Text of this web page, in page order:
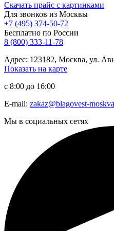
Скачать прайс с картинками
Для звонков из Москвы
+7 (495) 374-50-72
Бесплатно по России
8 (800) 333-11-78
Адрес: 123182, Москва, ул.
Показать на карте
с 8:00 до 16:00
E-mail: zakaz@blagovest-
Мы в социальных сетях